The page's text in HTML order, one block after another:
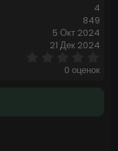
4
849
5 Окт 2024
21 Дек 2024
,
0
0 оценок